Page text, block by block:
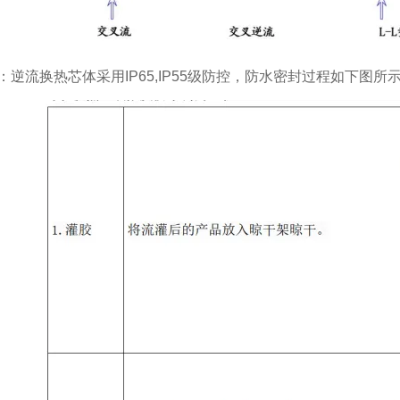
逆流换热芯体采用IP65,IP55级防控，防水密封过程如下图所